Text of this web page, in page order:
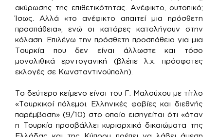
ακύρωσης της επιθετικότητας. Ανέφικτο, ουτοπικό;
Ίσως. Αλλά «το ανέφικτο απαιτεί μια πρόσθετη
προσπάθεια», ενώ οι κατάρες καταλήγουν στην
κόλαση. Επιλέγω την πρόσθετη προσπάθεια για μια
Τουρκία που δεν είναι άλλωστε και τόσο
μονολιθικά ερντογανική (βλέπε λ.χ. πρόσφατες
εκλογές σε Κωνσταντινούπολη).
Το δεύτερο κείμενο είναι του Γ. Μαλούχου με τίτλο
«Τουρκικοί πόλεμοι. Ελληνικές φοβίες και διεθνής
παρέμβαση» (9/10) στο οποίο εισηγείται ότι «όταν
η Τουρκία προσβάλλει κυριαρχικά δικαιώματα της